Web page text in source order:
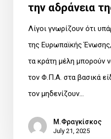
την αδράνεια
Λίγοι γνωρίζουν ότι
της Ευρωπαϊκής
τα κράτη μέλη μπορούν
τον Φ.Π.Α. στα βασικά
τον μηδενίζουν…
Μ.Φραγκίσκος
July 21, 2025